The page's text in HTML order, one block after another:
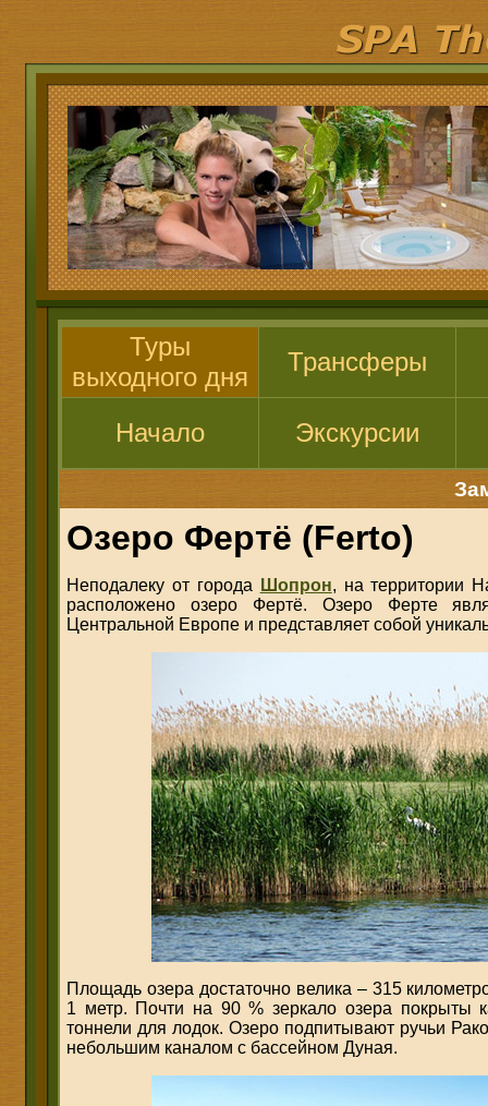
Туры
выходного дня
Трансферы
Начало Экскурсии
Озеро Фертё (Ferto)
Неподалеку от города Шопрон, на территории
расположено озеро Фертё. Озеро Ферте
Центральной Европе и представляет собой
Площадь озера достаточно велика – 315
1 метр. Почти на 90 % зеркало озера покрыты
тоннели для лодок. Озеро подпитывают ручьи
небольшим каналом с бассейном Дуная.